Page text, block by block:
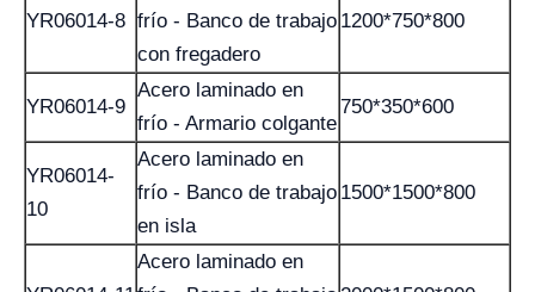
YR06014-8 frío - Banco de trabajo
con fregadero
1200*750*800
YR06014-9
Acero laminado en
frío - Armario colgante
750*350*600
YR06014-
10
Acero laminado en
frío - Banco de trabajo
en isla
1500*1500*800
Acero laminado en